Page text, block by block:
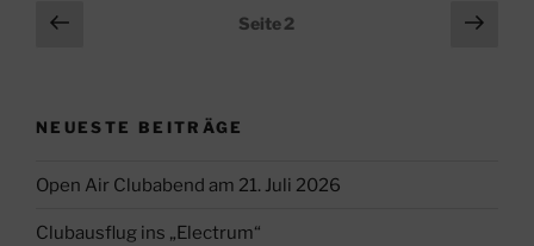
Seitennummerierung
Vorherige
Seite2
NEUESTE BEITRÄGE
Open Air Clubabend am 21. Juli 2026
Clubausflug ins „Electrum“